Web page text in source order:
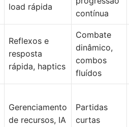
load rápida
contínua
Reflexos e
resposta
rápida, haptics
Combate
dinâmico,
combos
fluídos
Gerenciamento
de recursos, IA
Partidas
curtas